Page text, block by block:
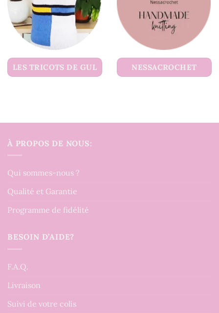
LES TRICOTS DE GUL NESSACROCHET
À PROPOS DE NOUS:
Qui sommes-nous ?
Qualité et Garantie
Programme de fidélité
BESOIN D’AIDE?
F.A.Q.
Livraison
Suivi de votre colis